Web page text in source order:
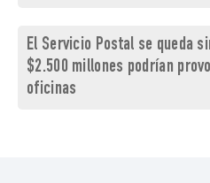
El Servicio Postal se queda
$2.500 millones podrían
oficinas